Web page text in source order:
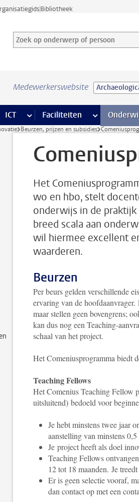
Bibliotheek
Zoek op onderwerp of persoon en
Zoekterm
Medewerkerswebsite
Financiën pagina’s
ICT meer ICT pagina’s
Faciliteiten meer
Beurzen, prijzen en subsidies
Het
wo en hbo, stelt
onderwijs in de
breed scala aan
wil hiermee excellent
waarderen.
Beurzen
Per beurs gelden verschillende
ervaring van de
maar stellen geen bovengrens;
kan dus nog een Teaching-
schaal van het project.
Het Comeniusprogramma biedt
Teaching Fellows
Het Comenius Teaching Fellow
uitsluitend) bedoeld voor
Je hebt minstens twee jaar
aanstelling van minstens 0,5
Je project heeft als doel
Teaching Fellows
12 tot 18 maanden. Je
Er is geen selectie vooraf,
dan contact op met een